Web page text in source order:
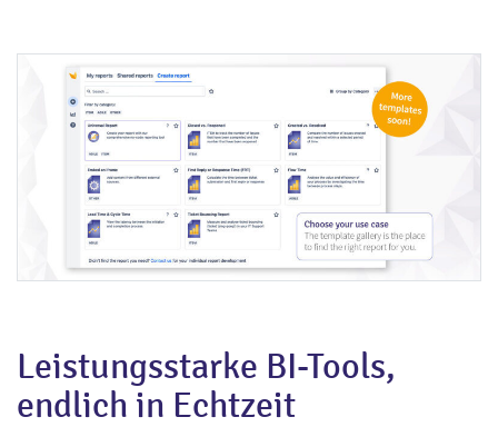
Leistungsstarke BI-Tools,
endlich in Echtzeit